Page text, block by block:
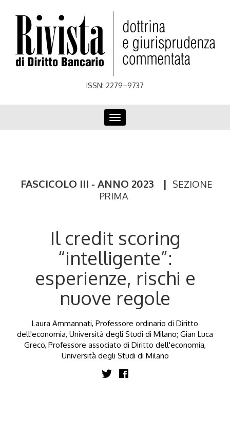
ISSN: 2279–9737
Toggle
navigation
FASCICOLO III - ANNO 2023 |
SEZIONE
PRIMA
Il credit scoring
“intelligente”:
esperienze, rischi e
nuove regole
Laura Ammannati, Professore ordinario di Diritto
dell'economia, Università degli Studi di Milano; Gian Luca
Greco, Professore associato di Diritto dell'economia,
Università degli Studi di Milano